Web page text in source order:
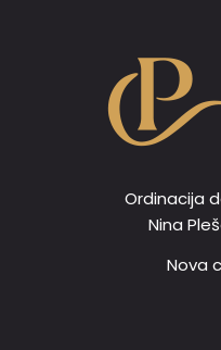
Ordinacija
Nina
Nova